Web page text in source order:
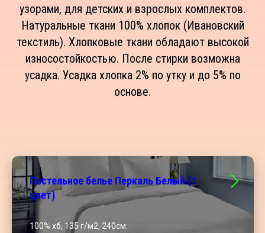
узорами, для детских и взрослых комплектов.
Натуральные ткани 100% хлопок (Ивановский
текстиль). Хлопковые ткани обладают высокой
износостойкостью. После стирки возможна
усадка. Усадка хлопка 2% по утку и до 5% по
основе.
Постельное белье Перкаль Белый (1
цвет)
100% хб, 135 г/м2, 240см.